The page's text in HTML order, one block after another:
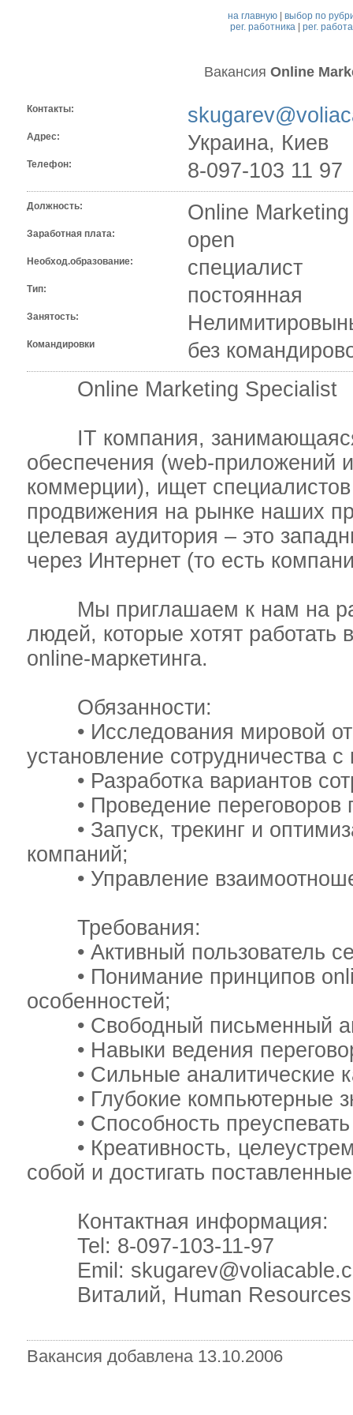
на главную |выбор по
рег. работника| рег.
Вакансия Online
Контакты:
Адрес: Украина, Киев
Телефон: 8-097-103 11 97
Должность: Online
Заработная плата: open
Необход.образование: специалист
Тип: постоянная
Занятость:
Командировки
без
Online Marketing Specialist
IT компания, занимающаяся
обеспечения (web-приложений
коммерции), ищет
продвижения на рынке наших
целевая аудитория – это
через Интернет (то есть
Мы приглашаем к нам на
людей, которые хотят работать
online-маркетинга.
Обязанности:
• Исследования мировой
установление сотрудничества
• Разработка вариантов
• Проведение переговоров
• Запуск, трекинг и
компаний;
• Управление
Требования:
• Активный пользователь
• Понимание принципов
особенностей;
• Свободный письменный
• Навыки ведения
• Сильные аналитические
• Глубокие компьютерные
• Способность преуспевать
• Креативность,
собой и достигать
Контактная информация:
Tel: 8-097-103-11-97
Emil:
Виталий, Human Resources
Вакансия добавлена 13.10.2006